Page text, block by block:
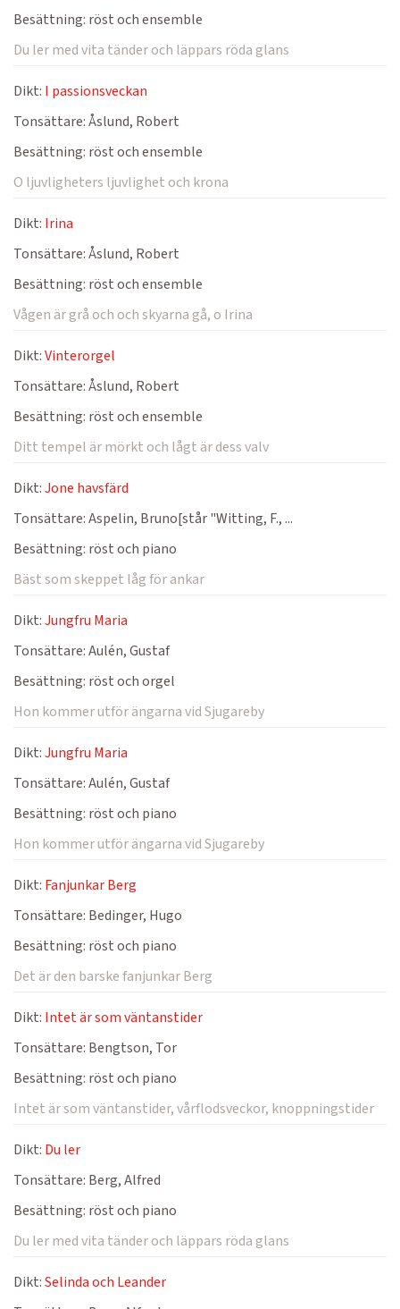
Besättning: röst och ensemble
Du ler med vita tänder och läppars röda glans
Dikt: I passionsveckan
Tonsättare:Åslund, Robert
Besättning: röst och ensemble
O ljuvligheters ljuvlighet och krona
Dikt: Irina
Tonsättare:Åslund, Robert
Besättning: röst och ensemble
Vågen är grå och och skyarna gå, o Irina
Dikt:Vinterorgel
Tonsättare:Åslund, Robert
Besättning: röst och ensemble
Ditt tempel är mörkt och lågt är dess valv
Dikt:Jone havsfärd
Tonsättare:Aspelin, Bruno[står "Witting, F., ...
Besättning: röst och piano
Bäst som skeppet låg för ankar
Dikt:Jungfru Maria
Tonsättare:Aulén, Gustaf
Besättning: röst och orgel
Hon kommer utför ängarna vid Sjugareby
Dikt:Jungfru Maria
Tonsättare:Aulén, Gustaf
Besättning: röst och piano
Hon kommer utför ängarna vid Sjugareby
Dikt: Fanjunkar Berg
Tonsättare: Bedinger, Hugo
Besättning: röst och piano
Det är den barske fanjunkar Berg
Dikt: Intet är som väntanstider
Tonsättare: Bengtson, Tor
Besättning: röst och piano
Intet är som väntanstider, vårflodsveckor, knoppningstider
Dikt: Du ler
Tonsättare: Berg, Alfred
Besättning: röst och piano
Du ler med vita tänder och läppars röda glans
Dikt:Selinda och Leander